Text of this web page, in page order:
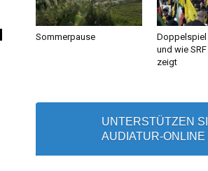
Sommerpause
Doppelspiel
und wie
zeigt
UNTERSTÜTZEN
AUDIATUR-ONLINE